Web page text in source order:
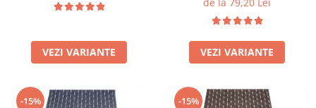
VEZI VARIANTE VEZI VARIANTE
-15% -15%